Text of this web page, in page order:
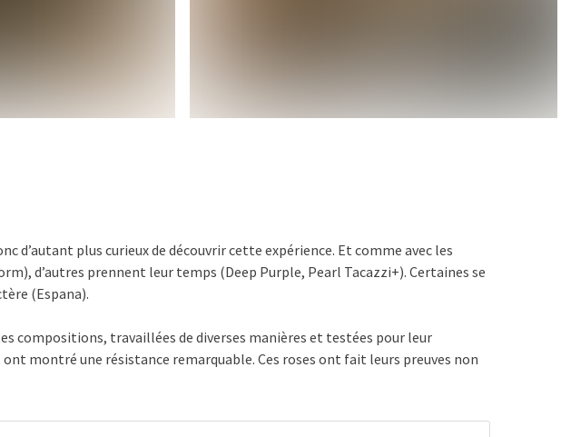
d’autant plus curieux de découvrir cette expérience. Et comme avec les
d’autres prennent leur temps (Deep Purple, Pearl Tacazzi+). Certaines se
(Espana).
compositions, travaillées de diverses manières et testées pour leur
montré une résistance remarquable. Ces roses ont fait leurs preuves non